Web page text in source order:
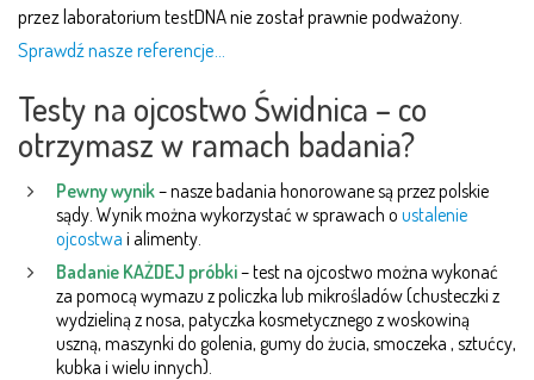
przez laboratorium testDNA nie został prawnie podważony.
Sprawdź nasze referencje…
Testy na ojcostwo Świdnica – co
otrzymasz w ramach badania?
Pewny wynik– nasze badania honorowane są przez polskie
sądy. Wynik można wykorzystać w sprawach o ustalenie
ojcostwa i alimenty.
Badanie KAŻDEJ próbki– test na ojcostwo można wykonać
za pomocą wymazu z policzka lub mikrośladów (chusteczki z
wydzieliną z nosa, patyczka kosmetycznego z woskowiną
uszną, maszynki do golenia, gumy do żucia, smoczeka , sztućcy,
kubka i wielu innych).